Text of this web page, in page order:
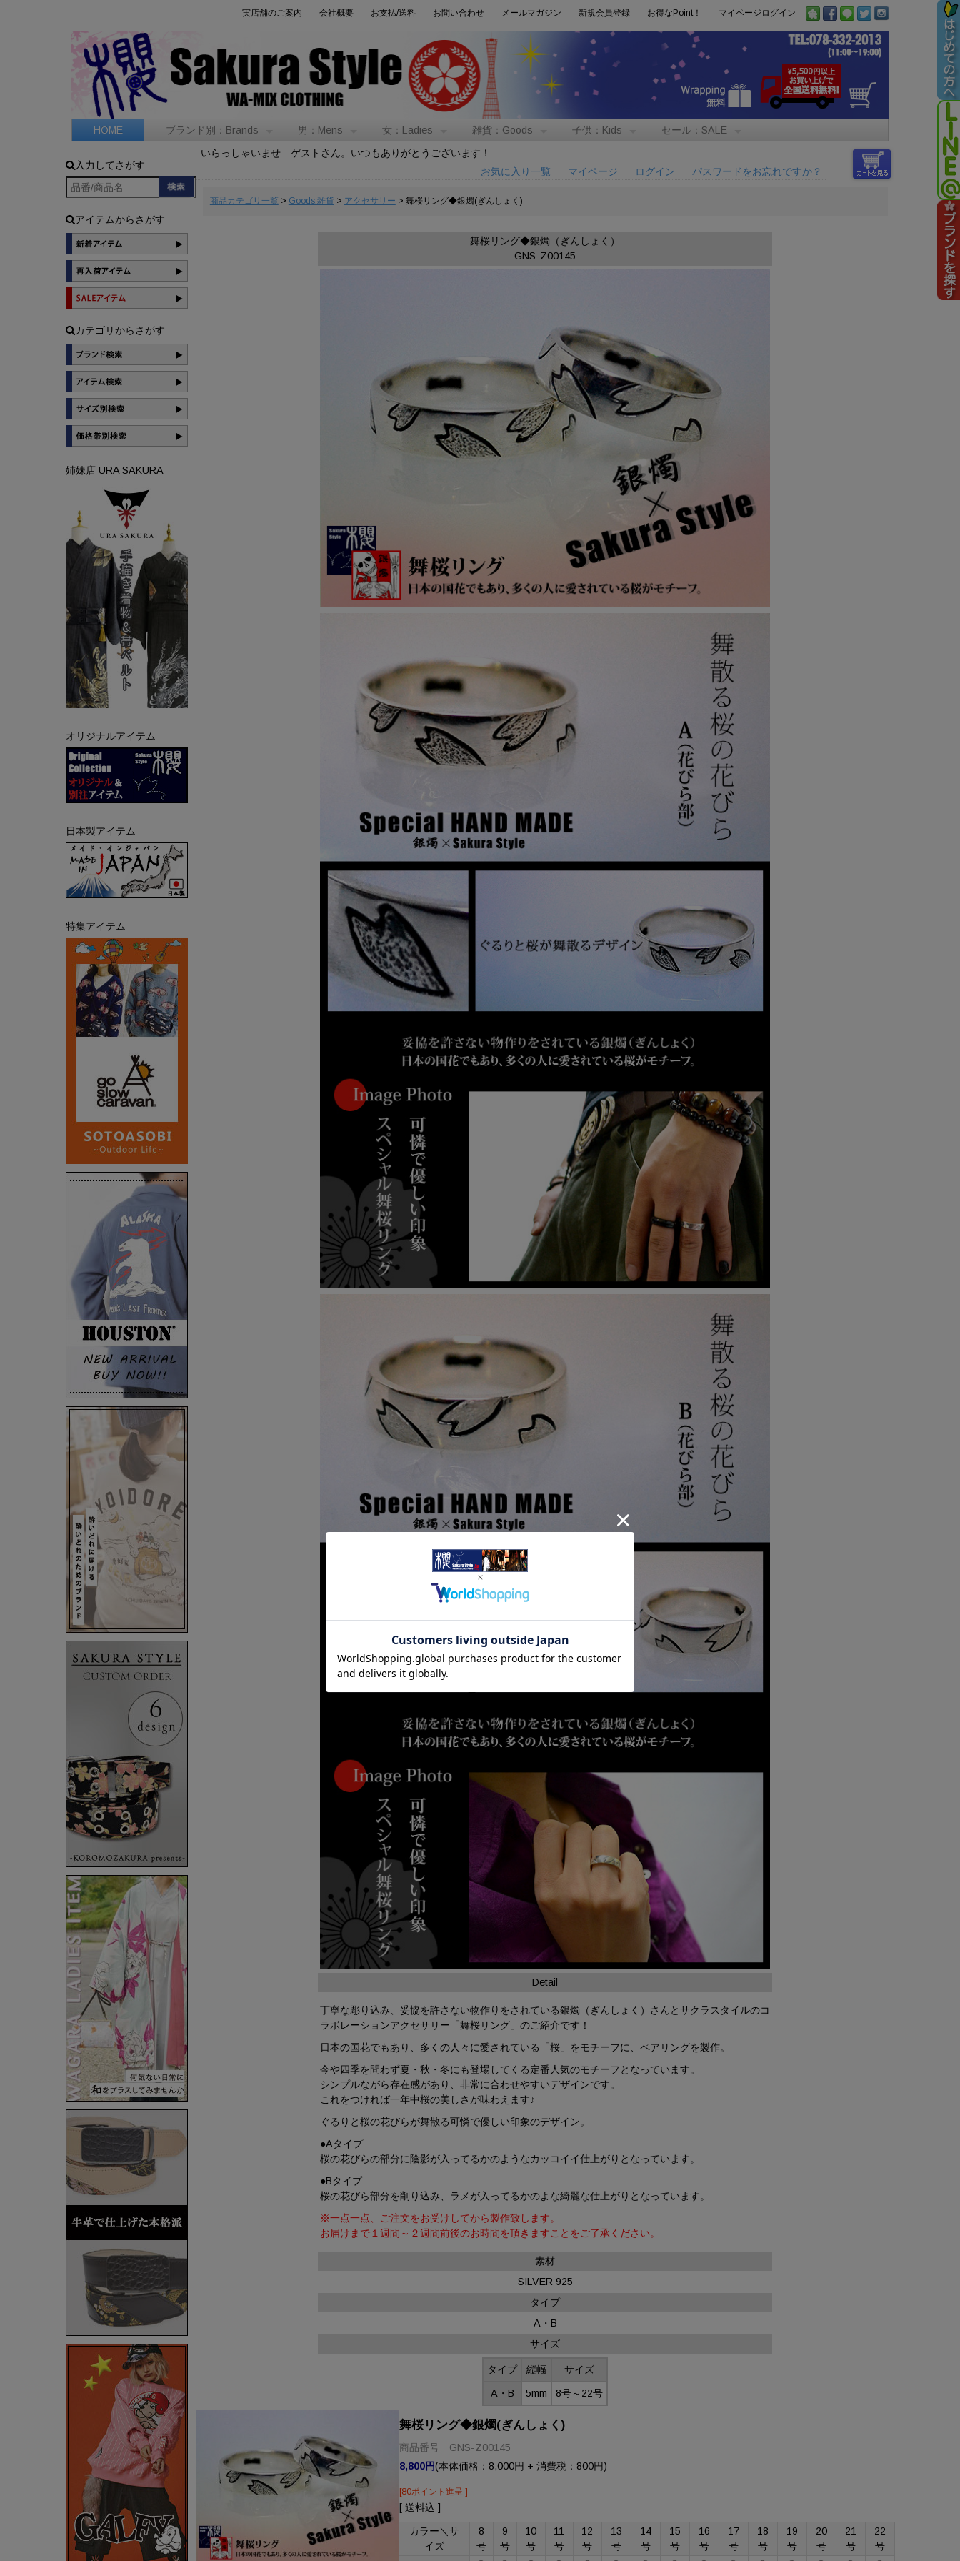
実店舗のご案内 会社概要 お支払/送料 お問い合わせ メールマガジン 新規会員登録 お得なPoint！ マイページログイン
HOME ブランド別：Brands 男：Mens 女：Ladies 雑貨：Goods 子供：Kids セール：SALE
入力してさがす
アイテムからさがす
カテゴリからさがす
姉妹店 URA SAKURA
オリジナルアイテム
日本製アイテム
特集アイテム
いらっしゃいませ ゲストさん。いつもありがとうございます！
お気に入り一覧
マイページ ログイン パスワードをお忘れですか？
商品カテゴリ一覧 > Goods:雑貨> アクセサリー > 舞桜リング◆銀燭(ぎんしょく)
舞桜リング◆銀燭（ぎんしょく）
GNS-Z00145
Detail
丁寧な彫り込み、妥協を許さない物作りをされている銀燭（ぎんしょく）さんとサクラスタイルのコ
ラボレーションアクセサリー「舞桜リング」のご紹介です！
日本の国花でもあり、多くの人々に愛されている「桜」をモチーフに、ペアリングを製作。
今や四季を問わず夏・秋・冬にも登場してくる定番人気のモチーフとなっています。
シンプルながら存在感があり、非常に合わせやすいデザインです。
これをつければ一年中桜の美しさが味わえます♪
ぐるりと桜の花びらが舞散る可憐で優しい印象のデザイン。
●Aタイプ
桜の花びらの部分に陰影が入ってるかのようなカッコイイ仕上がりとなっています。
●Bタイプ
桜の花びら部分を削り込み、ラメが入ってるかのよな綺麗な仕上がりとなっています。
※一点一点、ご注文をお受けしてから製作致します。
お届けまで１週間～２週間前後のお時間を頂きますことをご了承ください。
素材
SILVER 925
タイプ
A・B
サイズ
タイプ 縦幅 サイズ
A・B 5mm 8号～22号
舞桜リング◆銀燭(ぎんしょく)
商品番号 GNS-Z00145
8,800円(本体価格：8,000円 + 消費税：800円)
[80ポイント進呈 ]
[ 送料込 ]
カラー＼サ
イズ
8
号
9
号
10
号
11
号
12
号
13
号
14
号
15
号
16
号
17
号
18
号
19
号
20
号
21
号
22
号